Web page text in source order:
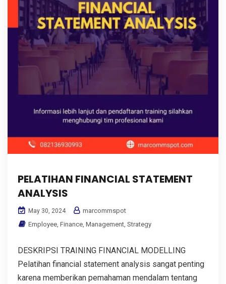
PELATIHAN FINANCIAL STATEMENT
ANALYSIS
May 30, 2024
marcommspot
Employee, Finance, Management, Strategy
DESKRIPSI TRAINING FINANCIAL MODELLING
Pelatihan financial statement analysis sangat penting
karena memberikan pemahaman mendalam tentang